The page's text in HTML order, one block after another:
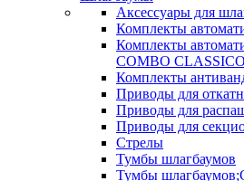
Аксессуары для
Комплекты
Комплекты
COMBO CLASSICO
Комплекты
Приводы для
Приводы для
Приводы для
Стрелы
Тумбы шлагбаумов
Тумбы